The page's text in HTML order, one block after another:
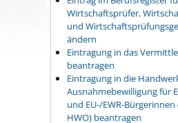
Wirtschaftsprüfer,
und
ändern
Eintragung in das
beantragen
Eintragung in die
Ausnahmebewilligung für
und EU-/EWR-Bürgerinnen
HWO) beantragen